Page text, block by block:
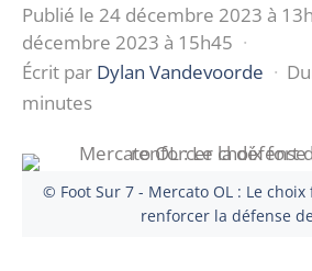
Publié le 24 décembre 2023 à
décembre 2023 à 15h45 ·
Écrit par Dylan Vandevoorde ·
minutes
© Foot Sur 7 - Mercato OL : Le
renforcer la défense